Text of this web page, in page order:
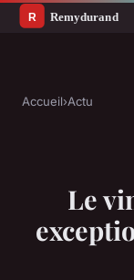
Accueil›Actu
Le